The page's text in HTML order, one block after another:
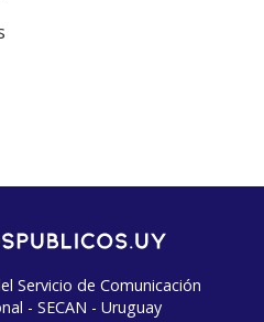
Servicio de Comunicación
- SECAN - Uruguay